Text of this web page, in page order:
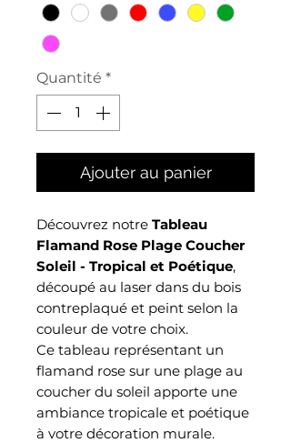
Quantité *
Ajouter au panier
Découvrez notre Tableau
Flamand Rose Plage Coucher
Soleil - Tropical et Poétique,
découpé au laser dans du bois
contreplaqué et peint selon la
couleur de votre choix.
Ce tableau représentant un
flamand rose sur une plage au
coucher du soleil apporte une
ambiance tropicale et poétique
à votre décoration murale.